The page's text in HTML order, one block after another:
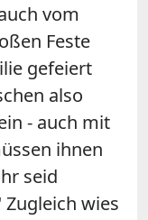
vom
Feste
gefeiert
also
- auch mit
ihnen
seid
Zugleich wies